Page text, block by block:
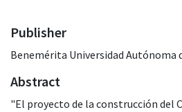
Publisher
Benemérita Universidad Autónoma
Abstract
"El proyecto de la construcción del